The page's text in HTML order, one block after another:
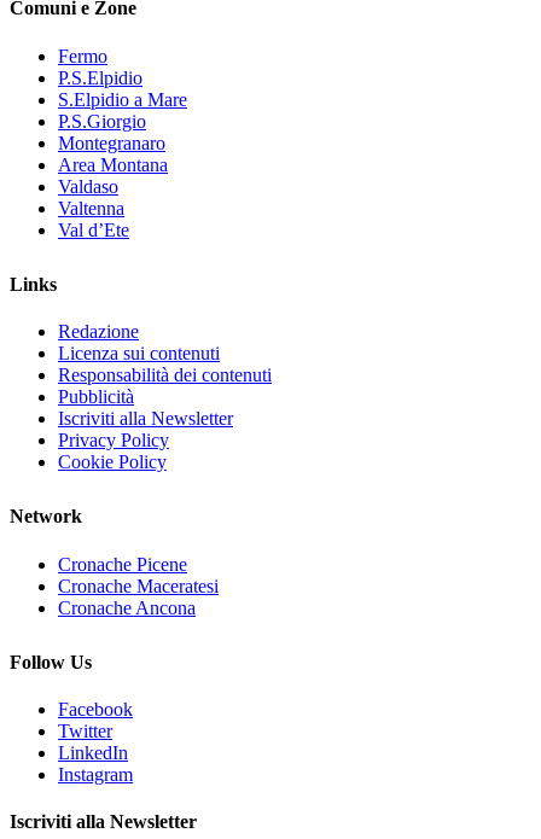
Comuni e Zone
Fermo
P.S.Elpidio
S.Elpidio a Mare
P.S.Giorgio
Montegranaro
Area Montana
Valdaso
Valtenna
Val d’Ete
Links
Redazione
Licenza sui contenuti
Responsabilità dei contenuti
Pubblicità
Iscriviti alla Newsletter
Privacy Policy
Cookie Policy
Network
Cronache Picene
Cronache Maceratesi
Cronache Ancona
Follow Us
Facebook
Twitter
LinkedIn
Instagram
Iscriviti alla Newsletter